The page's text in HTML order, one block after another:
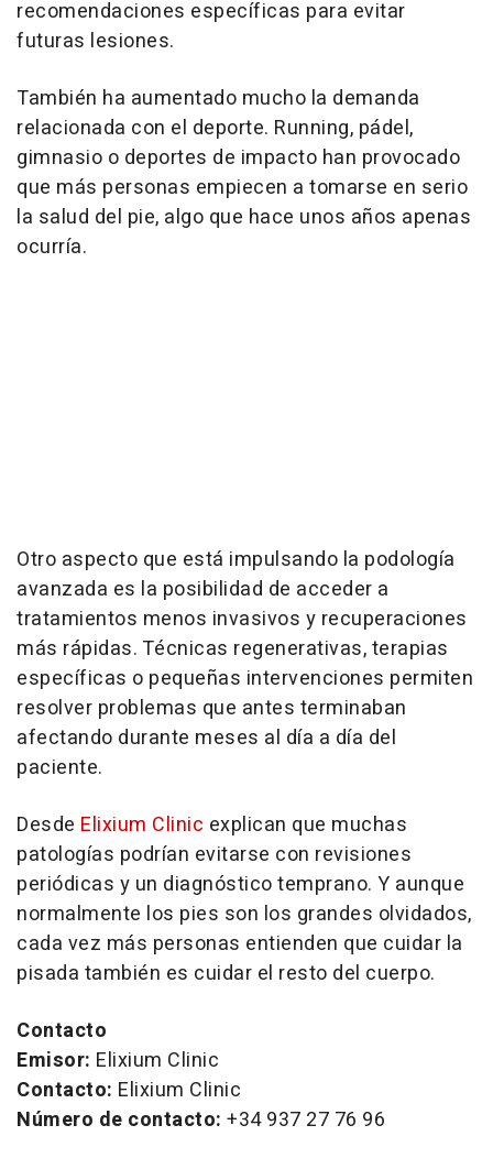
recomendaciones específicas para evitar
futuras lesiones.
También ha aumentado mucho la demanda
relacionada con el deporte. Running, pádel,
gimnasio o deportes de impacto han provocado
que más personas empiecen a tomarse en serio
la salud del pie, algo que hace unos años apenas
ocurría.
Otro aspecto que está impulsando la podología
avanzada es la posibilidad de acceder a
tratamientos menos invasivos y recuperaciones
más rápidas. Técnicas regenerativas, terapias
específicas o pequeñas intervenciones permiten
resolver problemas que antes terminaban
afectando durante meses al día a día del
paciente.
Desde Elixium Clinic explican que muchas
patologías podrían evitarse con revisiones
periódicas y un diagnóstico temprano. Y aunque
normalmente los pies son los grandes olvidados,
cada vez más personas entienden que cuidar la
pisada también es cuidar el resto del cuerpo.
Contacto
Emisor: Elixium Clinic
Contacto: Elixium Clinic
Número de contacto: +34 937 27 76 96